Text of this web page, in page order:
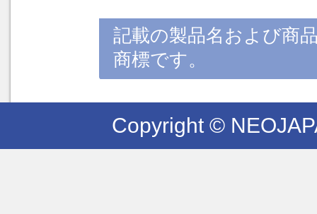
記載の製品名および商
商標です。
Copyright ©